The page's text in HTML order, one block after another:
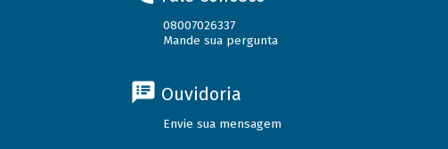
08007026337
Mande sua pergunta
Ouvidoria
Envie sua mensagem